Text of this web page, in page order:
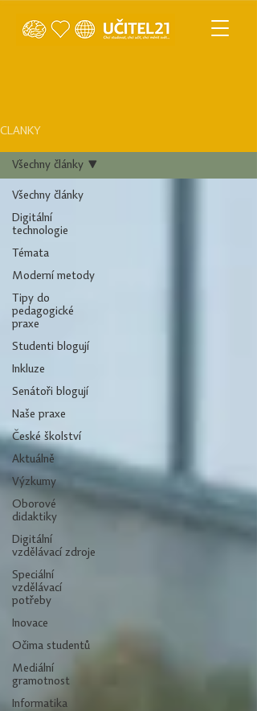
ČLÁNKY
Všechny články
Digitální
technologie
Témata
Moderní metody
Tipy do
pedagogické
praxe
Studenti blogují
Inkluze
Senátoři blogují
Naše praxe
České školství
Aktuálně
Výzkumy
Oborové
didaktiky
Digitální
vzdělávací zdroje
Speciální
vzdělávací
potřeby
Inovace
Očima studentů
Mediální
gramotnost
Informatika
Všechny články